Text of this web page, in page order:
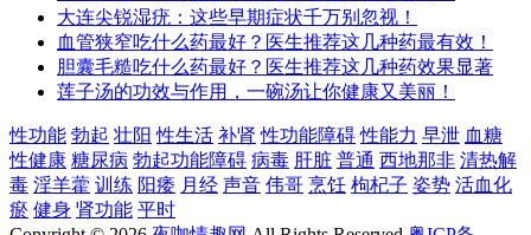
大连尖锐湿疣：这些早期症状千万别忽视！
血管狭窄吃什么药最好？医生推荐这几种药最有效！
胆囊毛糙吃什么药最好？医生推荐这几种药效果显著
莲子汤的功效与作用，一碗汤让你健康又美丽！
性功能 勃起 壮阳 性生活 补肾 性功能障碍 性能力 早泄 血糖
性健康 糖尿病 勃起功能障碍 病毒 肝脏 普通 西地那非 清热解
毒 淫羊藿 训练 阳痿 月经 声音 伟哥 烹饪 枸杞子 姿势 活血化
瘀 健身 肾功能 平时